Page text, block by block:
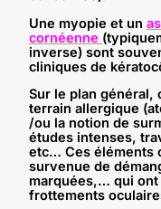
Une myopie et un
cornéenne
inverse) sont
cliniques de
Sur le plan général,
terrain allergique
/ou la notion de
études intenses,
etc… Ces éléments
survenue de
marquées,… qui
frottements